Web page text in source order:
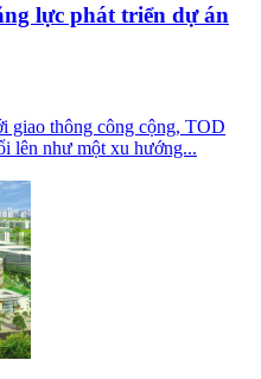
lực phát triển dự án
giao thông công cộng, TOD
lên như một xu hướng...